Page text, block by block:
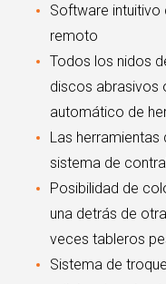
Software intuitivo
remoto
Todos los nidos
discos abrasivos
automático de
Las
sistema de
Posibilidad de
una detrás de
veces tableros
Sistema de